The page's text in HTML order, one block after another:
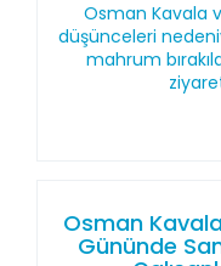
Osman Kavala
düşünceleri
mahrum
Osman
Gününde